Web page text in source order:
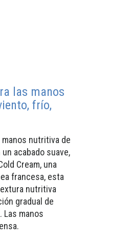
las manos
frío,
nutritiva de
acabado suave,
Cream, una
francesa, esta
nutritiva
gradual de
Las manos